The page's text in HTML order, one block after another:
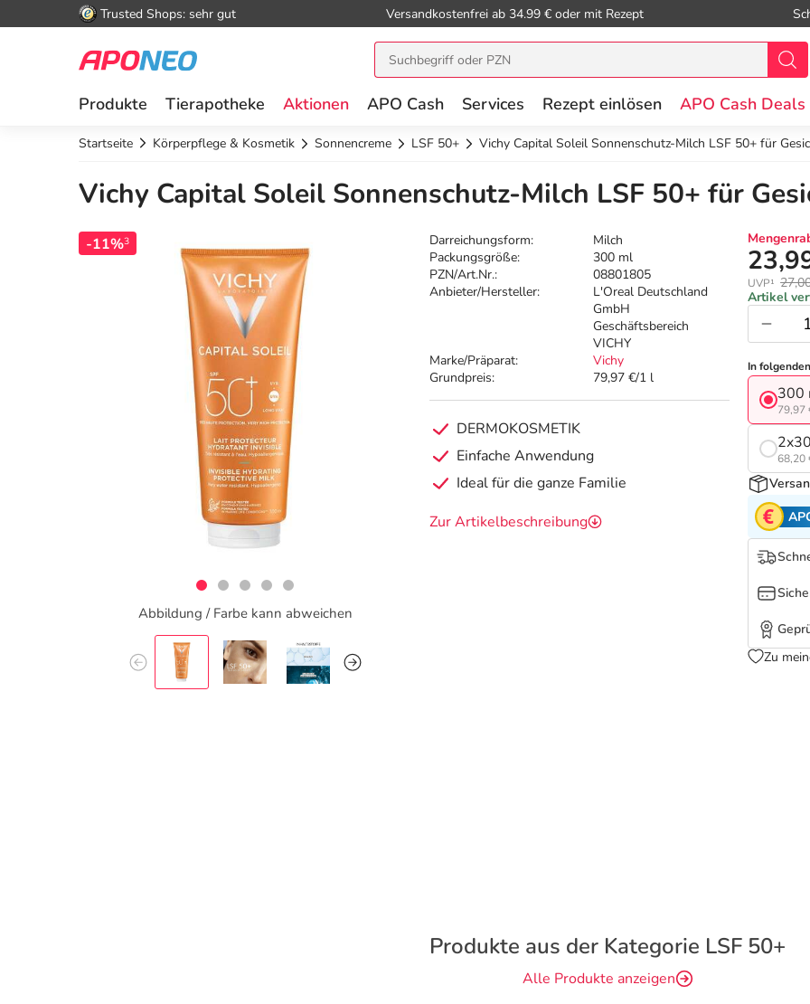
Trusted Shops: sehr gut Versandkostenfrei ab 34.99 € oder mit Rezept
Produkte Tierapotheke Aktionen APO Cash Services Rezept einlösen APO Cash Deals
Startseite Körperpflege & Kosmetik Sonnencreme LSF 50+ Vichy Capital Soleil Sonnenschutz-Milch LSF 50+ für
Vichy Capital Soleil Sonnenschutz-Milch LSF 50+ für
-11%3
Abbildung / Farbe kann abweichen
Darreichungsform:
Milch
Packungsgröße:
300 ml
PZN/Art.Nr.:
08801805
Anbieter/Hersteller:
L'Oreal Deutschland
GmbH
Geschäftsbereich
VICHY
Marke/Präparat:
Vichy
Grundpreis:
79,97 €/1 l
DERMOKOSMETIK
Einfache Anwendung
Ideal für die ganze Familie
Zur Artikelbeschreibung
UVP¹
Artikel
In
300
79,97
68,20
Zu
Produkte aus der Kategorie LSF 50+
Alle Produkte anzeigen